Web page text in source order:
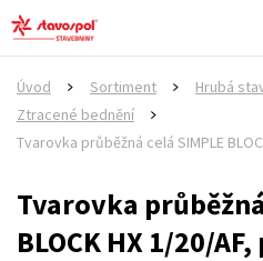
Úvod Sortiment Hrubá
Ztracené bednění
Tvarovka průběžná celá SIMPLE
Tvarovka
BLOCK HX 1/20/